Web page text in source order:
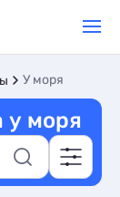
У моря
у моря